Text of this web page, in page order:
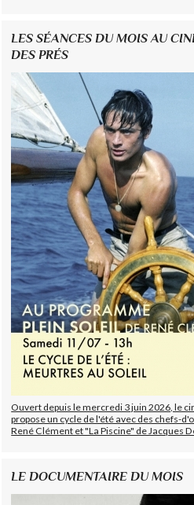
LES SÉANCES DU MOIS AU
DES PRÉS
Ouvert depuis le mercredi 3 juin 2026, le
propose un cycle de l'été avec des chefs-
René Clément et "La Piscine" de Jacques
LE DOCUMENTAIRE DU MOIS